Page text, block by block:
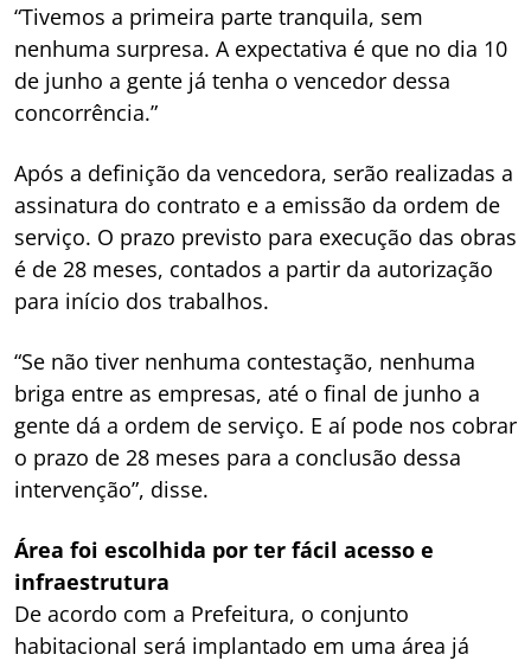
“Tivemos a primeira parte tranquila, sem
nenhuma surpresa. A expectativa é que no dia 10
de junho a gente já tenha o vencedor dessa
concorrência.”
Após a definição da vencedora, serão realizadas a
assinatura do contrato e a emissão da ordem de
serviço. O prazo previsto para execução das obras
é de 28 meses, contados a partir da autorização
para início dos trabalhos.
“Se não tiver nenhuma contestação, nenhuma
briga entre as empresas, até o final de junho a
gente dá a ordem de serviço. E aí pode nos cobrar
o prazo de 28 meses para a conclusão dessa
intervenção”, disse.
Área foi escolhida por ter fácil acesso e
infraestrutura
De acordo com a Prefeitura, o conjunto
habitacional será implantado em uma área já